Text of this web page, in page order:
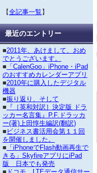
【全記事一覧 】
最近のエントリー
■2011年、あけまして、おめ
でとうございます。
■ 「CalenGoo」iPhone・iPad
のおすすめカレンダーアプリ
■2010年に購入したデジタル
機器
■振り返り、そして
■ 『［英和対訳］決定版 ドラ
ッカー名言集』P.F.ドラッカ
ー(著)上田惇生編訳(翻訳)
■ ビジネス書活用会第１１回
を開催しました。
■ 「iPhoneでFlash動画再生で
きる」SkyfireアプリにiPad
版 日本でも発売